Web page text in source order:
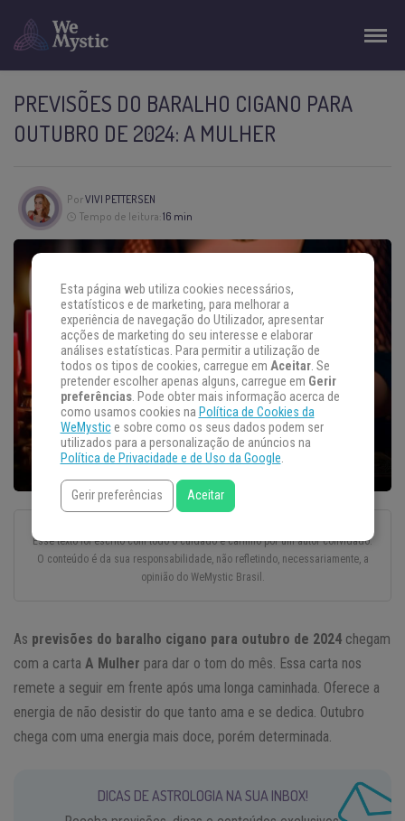
PREVISÕES DO BARALHO CIGANO PARA
OUTUBRO DE 2024: A MULHER
PorVIVI PETTERSEN
Tempo de leitura:16 min
Esse texto foi escrito com todo o cuidado e carinho por um autor convidado.
O conteúdo é da sua responsabilidade, não refletindo, necessariamente, a
opinião do WeMystic Brasil.
As previsões do baralho cigano para outubro de 2024 chegam
com a carta A Mulher para dar o tom do mês. Essa carta nos
remete a seguir em frente após uma longa caminhada. Oferece a
energia de não desistir do que tanto ama e se dedica. Outubro
chega com uma energia mais doce, porém determinada.
DICAS DE ASTROLOGIA NA SUA INBOX!
Esta página web utiliza cookies necessários,
estatísticos e de marketing, para melhorar a
experiência de navegação do Utilizador, apresentar
acções de marketing do seu interesse e elaborar
análises estatísticas. Para permitir a utilização de
todos os tipos de cookies, carregue em Aceitar. Se
pretender escolher apenas alguns, carregue em Gerir
preferências. Pode obter mais informação acerca de
como usamos cookies na Política de Cookies da
WeMystice sobre como os seus dados podem ser
utilizados para a personalização de anúncios na
Política de Privacidade e de Uso da Google.
Gerir preferências Aceitar